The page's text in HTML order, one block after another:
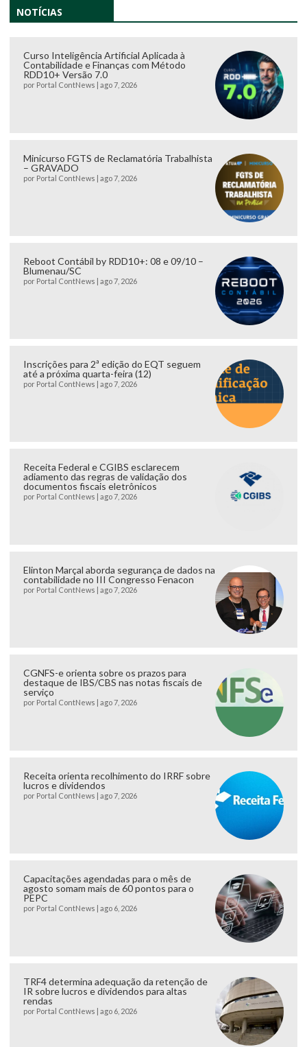
NOTÍCIAS
Curso Inteligência Artificial Aplicada à
Contabilidade e Finanças com Método
RDD10+ Versão 7.0
por Portal ContNews | ago 7, 2026
Minicurso FGTS de Reclamatória Trabalhista
– GRAVADO
por Portal ContNews | ago 7, 2026
Reboot Contábil by RDD10+: 08 e 09/10 –
Blumenau/SC
por Portal ContNews | ago 7, 2026
Inscrições para 2ª edição do EQT seguem
até a próxima quarta-feira (12)
por Portal ContNews | ago 7, 2026
Receita Federal e CGIBS esclarecem
adiamento das regras de validação dos
documentos fiscais eletrônicos
por Portal ContNews | ago 7, 2026
Elinton Marçal aborda segurança de dados na
contabilidade no III Congresso Fenacon
por Portal ContNews | ago 7, 2026
CGNFS-e orienta sobre os prazos para
destaque de IBS/CBS nas notas fiscais de
serviço
por Portal ContNews | ago 7, 2026
Receita orienta recolhimento do IRRF sobre
lucros e dividendos
por Portal ContNews | ago 7, 2026
Capacitações agendadas para o mês de
agosto somam mais de 60 pontos para o
PEPC
por Portal ContNews | ago 6, 2026
TRF4 determina adequação da retenção de
IR sobre lucros e dividendos para altas
rendas
por Portal ContNews | ago 6, 2026